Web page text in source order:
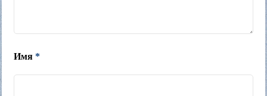
Имя *